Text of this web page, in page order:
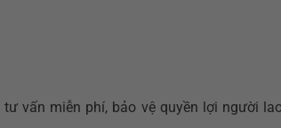
vấn miễn phí, bảo vệ quyền lợi người